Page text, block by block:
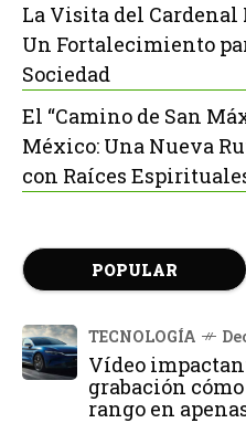
La Visita del Cardenal
Un Fortalecimiento
Sociedad
El “Camino de San
México: Una Nueva
con Raíces
POPULAR
TECNOLOGÍA
Vídeo
grabación
rango en